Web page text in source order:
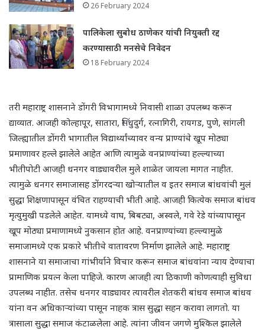
26 February 2024
पालिकेला सुबोध ठाणेकर यांची नियुक्ती रद्द
करण्यासाठी मनसेचे निवेदन
18 February 2024
तरी महाराष्ट्र शासनाने डोंगरी विभागामध्ये निवासी शाळा उपलब्ध करून
द्याव्यात. आजही कोल्हापूर, सातारा, सिंधुदुर्ग, रत्नागिरी, रायगड, पुणे, सांगली
जिल्ह्यातील डोंगरी भागातील विद्यार्थ्यांच्यावर वन्य प्राण्यांचे खूप मोठ्या
प्रमाणावर हल्ले झालेले आहेत आणि त्यामुळे वनप्राण्यांच्या हल्ल्याच्या
भीतीपोटी आजही धनगर वाड्यावरील मुले शाळेत जायला मागत नाहीत.
त्यामुळे धनगर समाजासह डोंगरदऱ्या खोऱ्यातील व इतर समाज बांधवांची मुलं
सुद्धा शिक्षणापासून वंचित राहण्याची भीती आहे. आजही कित्येक समाज बांधव
मृत्युमुखी पडलेले आहेत. यामध्ये वाघ, बिबट्या, अस्वले, गवे रेडे यांच्यापासून
खूप मोठ्या प्रमाणामध्ये नुकसान होत आहे. वनप्राण्यांच्या हल्ल्यामुळे
समाजामध्ये एक प्रकारे भीतीचे वातावरण निर्माण झालेले आहे. महाराष्ट्र
शासनाने या समाजाचा गांभीर्याने विचार करून समाज बांधवांना न्याय देण्याचा
प्रामाणिक प्रयत्न केला पाहिजे. कारण आजही त्या ठिकाणी कोणत्याही सुविधा
उपलब्ध नाहीत. तसेच धनगर वाड्यावर त्यावरील शेतकरी बांधव समाज बांधव
यांना वन अधिकार्‍यांच्या पासून नाहक त्रास सुद्धा सहन करावा लागतो. या
त्रासाला सुद्धा समाज कंटाळलेला आहे. त्यांना जीवन जगणे मुश्किल झालेले